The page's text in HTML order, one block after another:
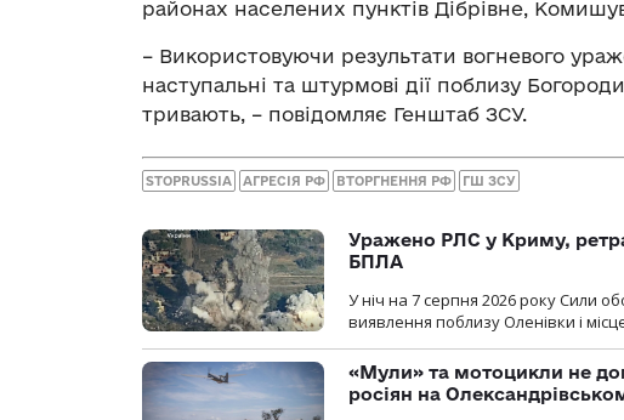
районах населених пунктів Дібрівне,
– Використовуючи результати вогневого
наступальні та штурмові дії поблизу
тривають, – повідомляє Генштаб ЗСУ.
STOPRUSSIA АГРЕСІЯ РФ ВТОРГНЕННЯ РФ ГШ ЗСУ
Уражено РЛС у Криму,
БПЛА
У ніч на 7 серпня 2026 року Сили
виявлення поблизу Оленівки і
«Мули» та мотоцикли не
росіян на